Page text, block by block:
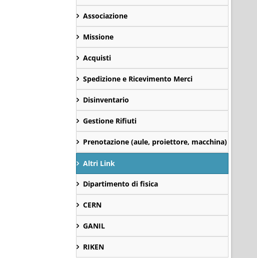
Associazione
Missione
Acquisti
Spedizione e Ricevimento Merci
Disinventario
Gestione Rifiuti
Prenotazione (aule, proiettore, macchina)
Altri Link
Dipartimento di fisica
CERN
GANIL
RIKEN